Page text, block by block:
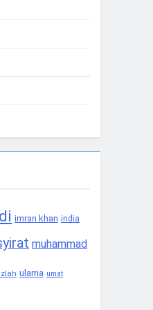
imran khan india
muhammad
ulama umat